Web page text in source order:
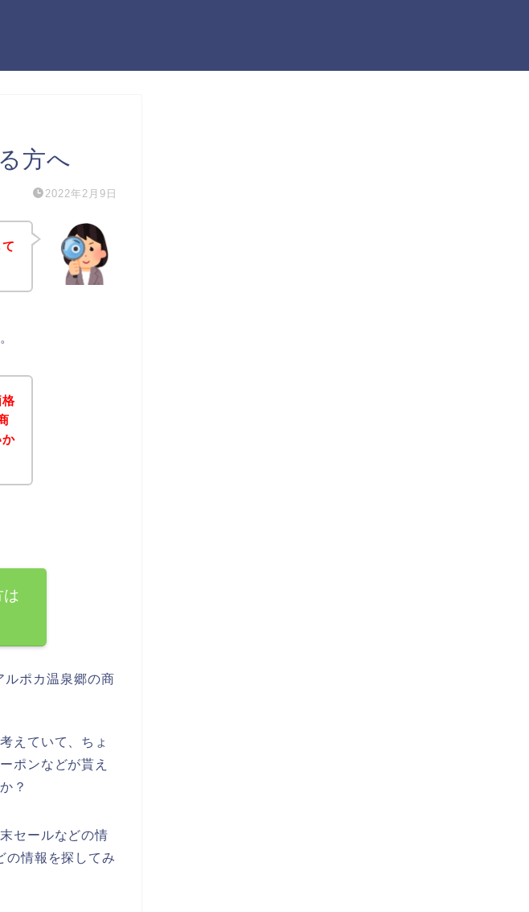
方へ
2022年2月9日
格
か
ルポカ温泉郷の商
えていて、ちょ
ポンなどが貰え
？
セールなどの情
の情報を探してみ